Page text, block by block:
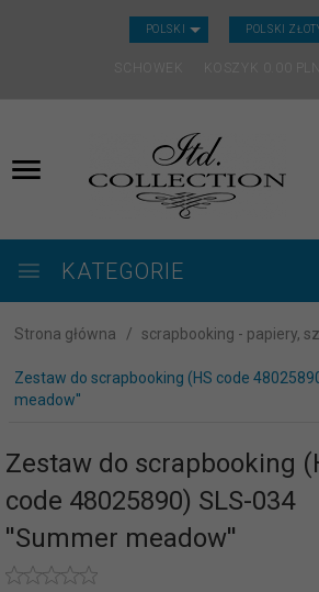
POLSKI POLSKI
SCHOWEK KOSZYK
KATEGORIE
Strona główna scrapbooking - papiery,
Zestaw do scrapbooking (HS code
meadow''
Zestaw do scrapbooking
code 48025890) SLS-034
''Summer meadow''